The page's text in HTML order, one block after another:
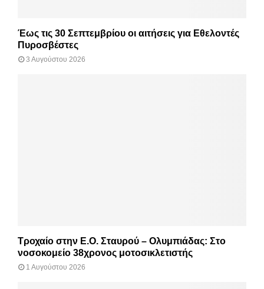
Έως τις 30 Σεπτεμβρίου οι αιτήσεις για Εθελοντές
Πυροσβέστες
3 Αυγούστου 2026
Τροχαίο στην Ε.Ο. Σταυρού – Ολυμπιάδας: Στο
νοσοκομείο 38χρονος μοτοσικλετιστής
1 Αυγούστου 2026